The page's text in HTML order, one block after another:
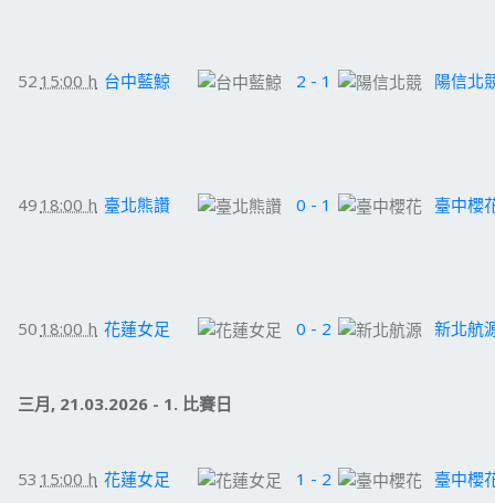
52 15:00 h 台中藍鯨 2 - 1 陽信北
49 18:00 h 臺北熊讚 0 - 1 臺中櫻
50 18:00 h 花蓮女足 0 - 2 新北航
三月, 21.03.2026 - 1. 比賽日
53 15:00 h 花蓮女足 1 - 2 臺中櫻